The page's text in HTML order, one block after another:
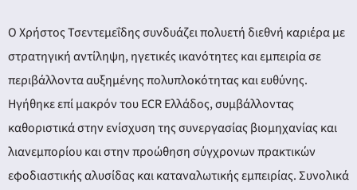
Ο Χρήστος Τσεντεμεΐδης συνδυάζει πολυετή διεθνή καριέρα με
στρατηγική αντίληψη, ηγετικές ικανότητες και εμπειρία σε
περιβάλλοντα αυξημένης πολυπλοκότητας και ευθύνης.
Ηγήθηκε επί μακρόν του ECR Ελλάδος, συμβάλλοντας
καθοριστικά στην ενίσχυση της συνεργασίας βιομηχανίας και
λιανεμπορίου και στην προώθηση σύγχρονων πρακτικών
εφοδιαστικής αλυσίδας και καταναλωτικής εμπειρίας. Συνολικά